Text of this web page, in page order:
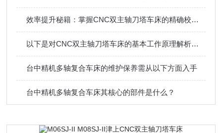
效率提升秘籍：掌握CNC双主轴刀塔车床的精确校准步骤
以下是对CNC双主轴刀塔车床的基本工作原理解析及其优点介绍
台中精机多轴复合车床的维护保养需从以下方面入手
台中精机多轴复合车床其核心的部件是什么？